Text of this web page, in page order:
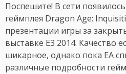
Поспешите! В сети
геймплея Dragon Age:
презентации игры за
выставке E3 2014. Качество
шикарное, однако пока EA
различные подробности